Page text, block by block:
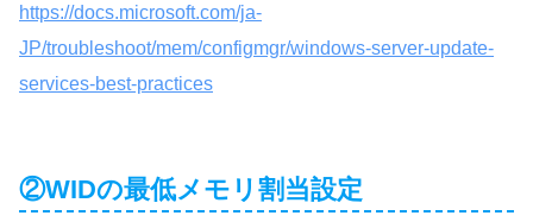
https://docs.microsoft.com/ja-
JP/troubleshoot/mem/configmgr/windows-server-update-
services-best-practices
②WIDの最低メモリ割当設定